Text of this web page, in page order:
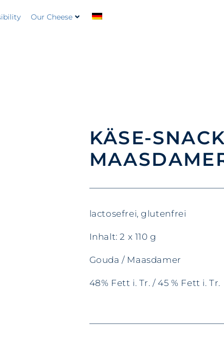
Our Cheese
KÄSE-
lactosefrei, glutenfrei
Inhalt: 2 x 110 g
Gouda / Maasdamer
48% Fett i. Tr. / 45 % Fett i. Tr.